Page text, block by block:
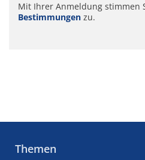
Mit Ihrer Anmeldung stimmen
Bestimmungen zu.
Themen